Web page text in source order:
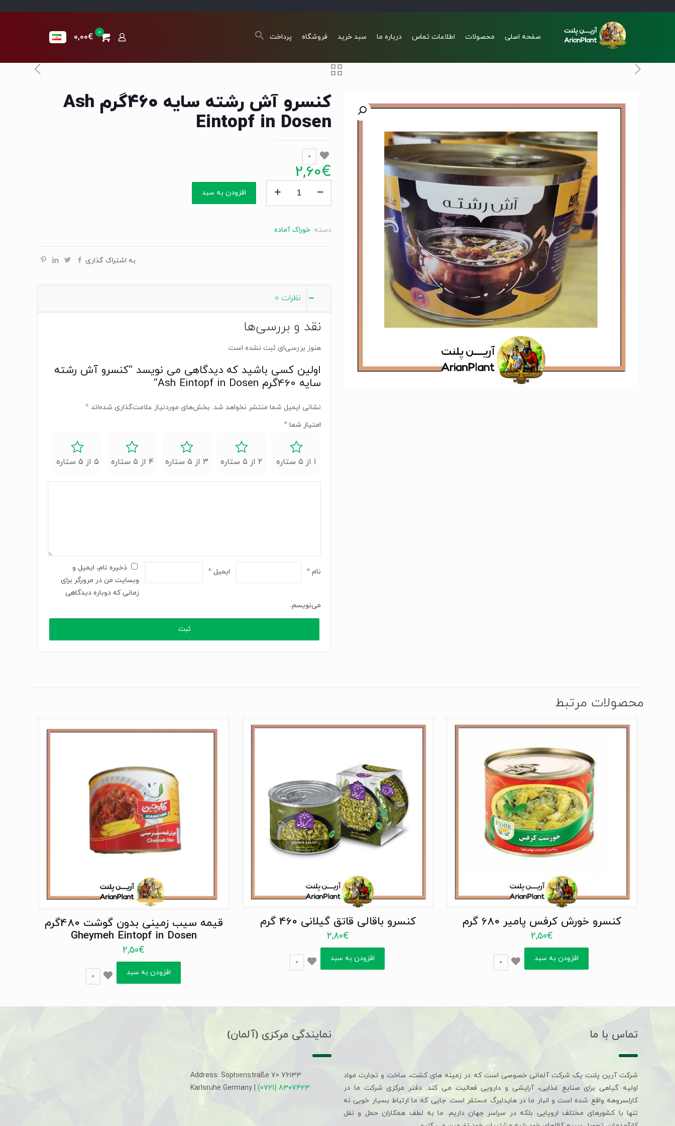
صفحه اصلی محصولات اطلاعات تماس درباره ما سبد خرید فروشگاه پرداخت 0
0,00€
کنسرو آش رشته سایه 460گرم Ash
Eintopf in Dosen
0
2,60€
افزودن به سبد
دسته: خوراک آماده
به اشتراک گذاری
نظرات 0
نقد و بررسی‌ها
هنوز بررسی‌ای ثبت نشده است.
اولین کسی باشید که دیدگاهی می نویسد “کنسرو آش رشته
سایه 460گرم Ash Eintopf in Dosen”
نشانی ایمیل شما منتشر نخواهد شد. بخش‌های موردنیاز علامت‌گذاری شده‌اند *
امتیاز شما *
۱ از ۵ ستاره ۲ از ۵ ستاره ۳ از ۵ ستاره ۴ از ۵ ستاره ۵ از ۵ ستاره
نام * ایمیل*
ذخیره نام، ایمیل و
وبسایت من در مرورگر برای
زمانی که دوباره دیدگاهی
می‌نویسم.
محصولات مرتبط
کنسرو خورش کرفس پامیر 680 گرم
2,50€
افزودن به سبد 0
کنسرو باقالی قاتق گیلانی 460 گرم
2,80€
افزودن به سبد 0
قیمه سیب زمینی بدون گوشت 480گرم
Gheymeh Eintopf in Dosen
2,50€
افزودن به سبد 0
تماس با ما
شرکت آرین پلنت یک شرکت آلمانی خصوصی است که در زمینه های کشت، ساخت و تجارت مواد
اولیه گیاهی برای صنایع غذایی، آرایشی و دارویی فعالیت می کند. دفتر مرکزی شرکت ما در
کارلسروهه واقع شده است و انبار ما در هایدلبرگ مستقر است. جایی که ما ارتباط بسیار خوبی نه
تنها با کشورهای مختلف اروپایی بلکه در سراسر جهان داریم. ما به لطف همکاران حمل و نقل
نمایندگی مرکزی (آلمان)
Address: Sophienstraße 70 76133
Karlsruhe Germany | (0721) 8307423